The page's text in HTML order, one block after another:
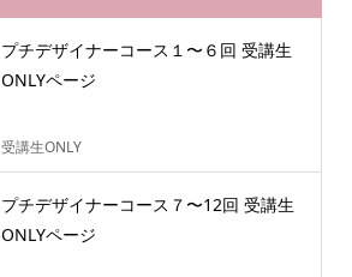
プチデザイナーコース１〜６回 受講生
ONLYページ
受講生ONLY
プチデザイナーコース７〜12回 受講生
ONLYページ